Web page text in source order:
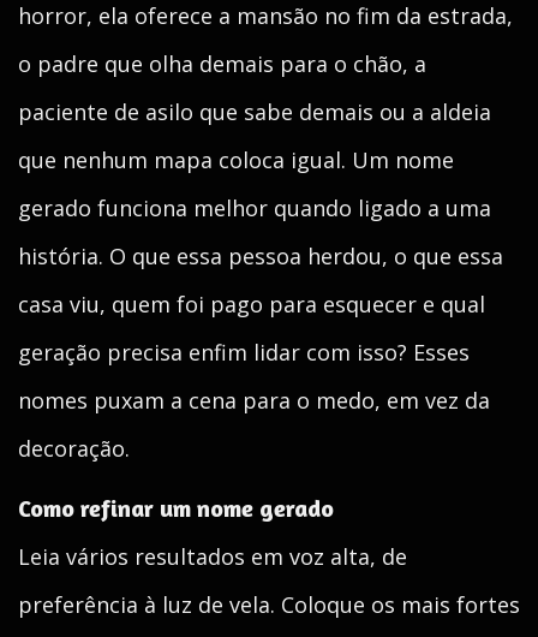
horror, ela oferece a mansão no fim da estrada,
o padre que olha demais para o chão, a
paciente de asilo que sabe demais ou a aldeia
que nenhum mapa coloca igual. Um nome
gerado funciona melhor quando ligado a uma
história. O que essa pessoa herdou, o que essa
casa viu, quem foi pago para esquecer e qual
geração precisa enfim lidar com isso? Esses
nomes puxam a cena para o medo, em vez da
decoração.
Como refinar um nome gerado
Leia vários resultados em voz alta, de
preferência à luz de vela. Coloque os mais fortes